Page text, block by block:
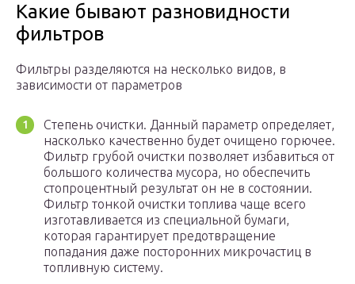
Какие бывают разновидности
фильтров
Фильтры разделяются на несколько видов, в
зависимости от параметров
Степень очистки. Данный параметр определяет,
насколько качественно будет очищено горючее.
Фильтр грубой очистки позволяет избавиться от
большого количества мусора, но обеспечить
стопроцентный результат он не в состоянии.
Фильтр тонкой очистки топлива чаще всего
изготавливается из специальной бумаги,
которая гарантирует предотвращение
попадания даже посторонних микрочастиц в
топливную систему.